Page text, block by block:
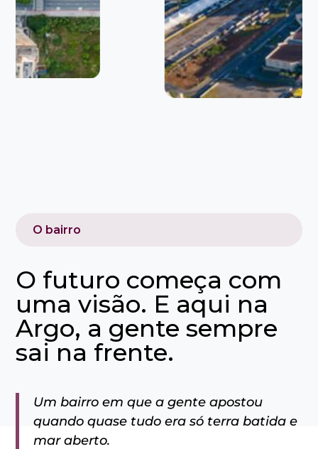
O bairro
O futuro começa com
uma visão. E aqui na
Argo, a gente sempre
sai na frente.
Um bairro em que a gente apostou
quando quase tudo era só terra batida e
mar aberto.